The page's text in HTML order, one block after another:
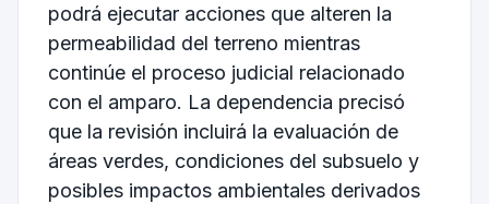
podrá ejecutar acciones que alteren la
permeabilidad del terreno mientras
continúe el proceso judicial relacionado
con el amparo. La dependencia precisó
que la revisión incluirá la evaluación de
áreas verdes, condiciones del subsuelo y
posibles impactos ambientales derivados